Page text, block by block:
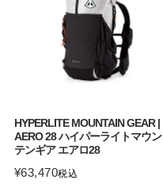
HYPERLITE MOUNTAIN GEAR |
AERO 28 ハイパーライトマウン
テンギア エアロ28
¥63,470税込